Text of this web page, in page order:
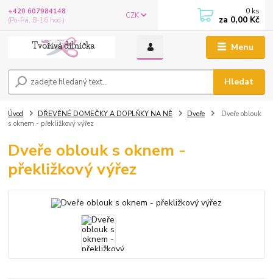
Menu
CZK
Hledat
+420 607984148
(Po-Pá, 8-16 hod.)
0 ks
za 0,00 Kč
Úvod DŘEVĚNÉ DOMEČKY A DOPLŇKY NA NĚ Dveře
Dveře oblouk
s oknem - překližkový výřez
Dveře oblouk s oknem -
překližkový výřez